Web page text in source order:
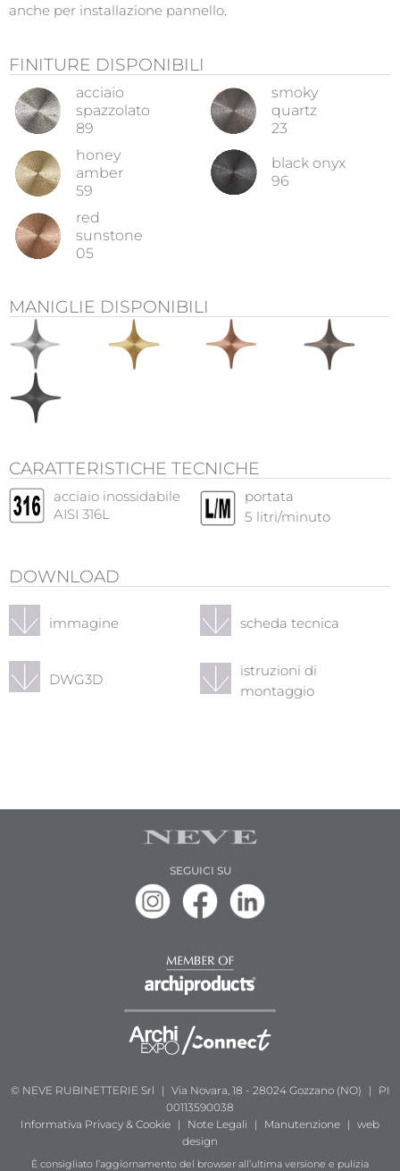
anche per installazione pannello.
FINITURE DISPONIBILI
acciaio
spazzolato
89
smoky
quartz
23
honey
amber
59
black onyx
96
red
sunstone
05
MANIGLIE DISPONIBILI
CARATTERISTICHE TECNICHE
acciaio inossidabile
AISI 316L
portata
5 litri/minuto
DOWNLOAD
immagine scheda tecnica
DWG3D
istruzioni di
montaggio
SEGUICI SU
© NEVE RUBINETTERIE Srl | Via Novara, 18 - 28024 Gozzano (NO) |
PI
00113590038
Informativa Privacy & Cookie | Note Legali | Manutenzione | web
design
È consigliato l’aggiornamento del browser all’ultima versione e pulizia